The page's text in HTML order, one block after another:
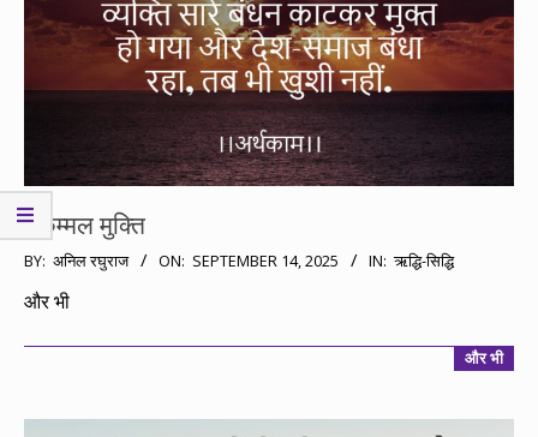
मुकम्मल मुक्ति
2025-
09-
BY: अनिल रघुराज ON: SEPTEMBER 14, 2025 IN: ऋद्धि-सिद्धि
और भी
और भी